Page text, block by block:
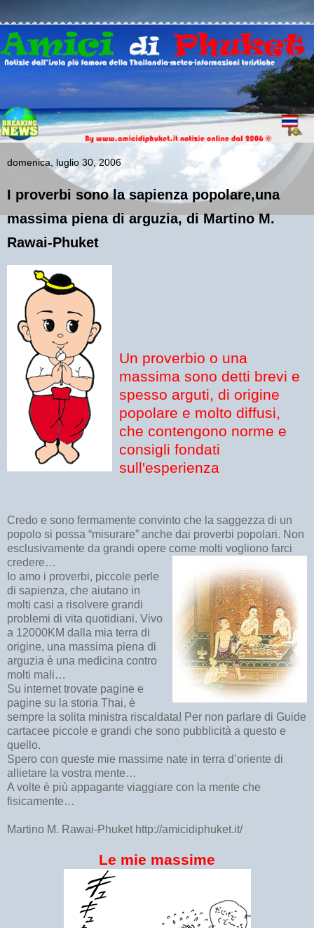
domenica, luglio 30, 2006
I proverbi sono la sapienza popolare,una
massima piena di arguzia, di Martino M.
Rawai-Phuket
Un proverbio o una
massima sono detti brevi e
spesso arguti, di origine
popolare e molto diffusi,
che contengono norme e
consigli fondati
sull'esperienza
Credo e sono fermamente convinto che la saggezza di un
popolo si possa “misurare” anche dai proverbi popolari. Non
esclusivamente da grandi opere come molti vogliono farci
credere…
Io amo i proverbi, piccole perle
di sapienza, che aiutano in
molti casi a risolvere grandi
problemi di vita quotidiani. Vivo
a 12000KM dalla mia terra di
origine, una massima piena di
arguzia è una medicina contro
molti mali…
Su internet trovate pagine e
pagine su la storia Thai, è
sempre la solita ministra riscaldata! Per non parlare di Guide
cartacee piccole e grandi che sono pubblicità a questo e
quello.
Spero con queste mie massime nate in terra d’oriente di
allietare la vostra mente…
A volte è più appagante viaggiare con la mente che
fisicamente…
Martino M. Rawai-Phuket http://amicidiphuket.it/
Le mie massime